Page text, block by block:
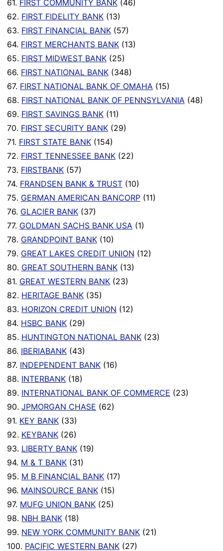
61. FIRST COMMUNITY BANK (46)
62. FIRST FIDELITY BANK (13)
63. FIRST FINANCIAL BANK (57)
64. FIRST MERCHANTS BANK (13)
65. FIRST MIDWEST BANK (25)
66. FIRST NATIONAL BANK (348)
67. FIRST NATIONAL BANK OF OMAHA (15)
68. FIRST NATIONAL BANK OF PENNSYLVANIA (48)
69. FIRST SAVINGS BANK (11)
70. FIRST SECURITY BANK (29)
71. FIRST STATE BANK (154)
72. FIRST TENNESSEE BANK (22)
73. FIRSTBANK (57)
74. FRANDSEN BANK & TRUST (10)
75. GERMAN AMERICAN BANCORP (11)
76. GLACIER BANK (37)
77. GOLDMAN SACHS BANK USA (1)
78. GRANDPOINT BANK (10)
79. GREAT LAKES CREDIT UNION (12)
80. GREAT SOUTHERN BANK (13)
81. GREAT WESTERN BANK (23)
82. HERITAGE BANK (35)
83. HORIZON CREDIT UNION (12)
84. HSBC BANK (29)
85. HUNTINGTON NATIONAL BANK (23)
86. IBERIABANK (43)
87. INDEPENDENT BANK (16)
88. INTERBANK (18)
89. INTERNATIONAL BANK OF COMMERCE (23)
90. JPMORGAN CHASE (62)
91. KEY BANK (33)
92. KEYBANK (26)
93. LIBERTY BANK (19)
94. M & T BANK (31)
95. M B FINANCIAL BANK (17)
96. MAINSOURCE BANK (15)
97. MUFG UNION BANK (25)
98. NBH BANK (18)
99. NEW YORK COMMUNITY BANK (21)
100. PACIFIC WESTERN BANK (27)